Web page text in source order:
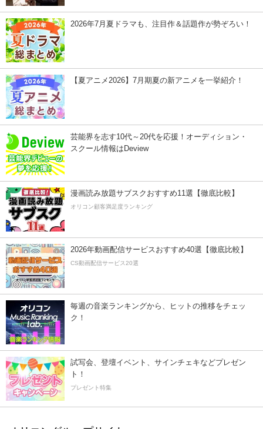
2026年7月夏ドラマも、注目作＆話題作が勢ぞろい！
【夏アニメ2026】7月期夏の新アニメを一挙紹介！
芸能界を志す10代～20代を応援！オーディション・
スクール情報はDeview
漫画読み放題サブスクおすすめ11選【徹底比較】
オリコン顧客満足度ランキング
2026年動画配信サービスおすすめ40選【徹底比較】
CS動画配信サービス20選
毎週の音楽ランキングから、ヒットの推移をチェッ
ク！
試写会、登壇イベント、サインチェキなどプレゼン
ト！
プレゼント特集